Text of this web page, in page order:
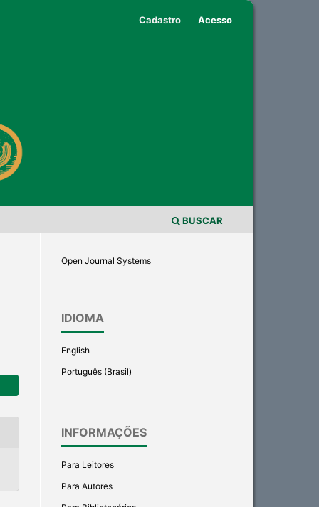
BUSCAR
Cadastro Acesso
Open Journal Systems
IDIOMA
English
Português (Brasil)
INFORMAÇÕES
Para Leitores
Para Autores